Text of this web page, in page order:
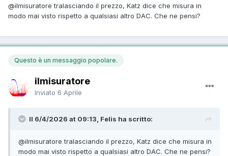
@ilmisuratore tralasciando il prezzo, Katz dice che misura in
modo mai visto rispetto a qualsiasi altro DAC. Che ne pensi?
Questo è un messaggio popolare.
ilmisuratore
Inviato 6 Aprile
Il 6/4/2026 at 09:13, Felis ha scritto:
@ilmisuratore tralasciando il prezzo, Katz dice che misura in
modo mai visto rispetto a qualsiasi altro DAC. Che ne pensi?